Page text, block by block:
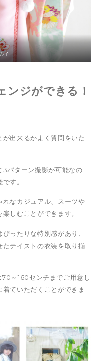
子
ンジができる！
出来るかよく質問をいた
3パターン撮影が可能なの
す。
れなカジュアル、スーツや
しむことができます。
ったりな特別感があり、
たテイストの衣装を取り揃
～160センチまでご用意し
ていただくことができま